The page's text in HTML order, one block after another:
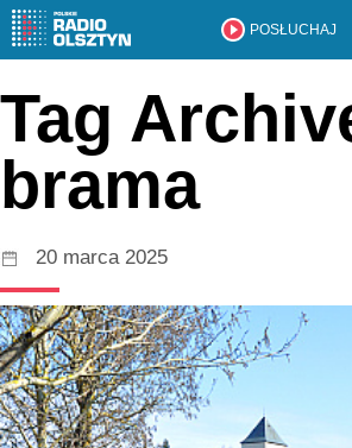
POSŁUCHAJ
Tag
brama
20 marca 2025